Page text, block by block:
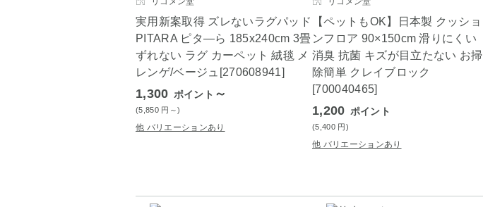
実用新案取得 ズレないラグパッド
PITARA ピタ―ら 185x240cm 3畳
ずれない ラグ カーペット 絨毯 メ
レンゲ/ベージュ[270608941]
1,300 ポイント ～
(5,850 円 ～)
他 バリエーションあり
【ペットもOK】日本製 クッショ
ンフロア 90×150cm 滑りにくい
消臭 抗菌 キズが目立たない お掃
除簡単 クレイブロック
[700040465]
1,200 ポイント
(5,400 円)
他 バリエーションあり